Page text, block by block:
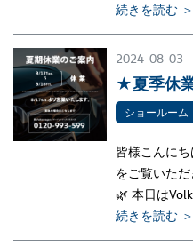
続きを読む ＞
2024-08-03
★夏季休
ショールーム
皆様こんに
をご覧いた
🌿 本日は
続きを読む ＞